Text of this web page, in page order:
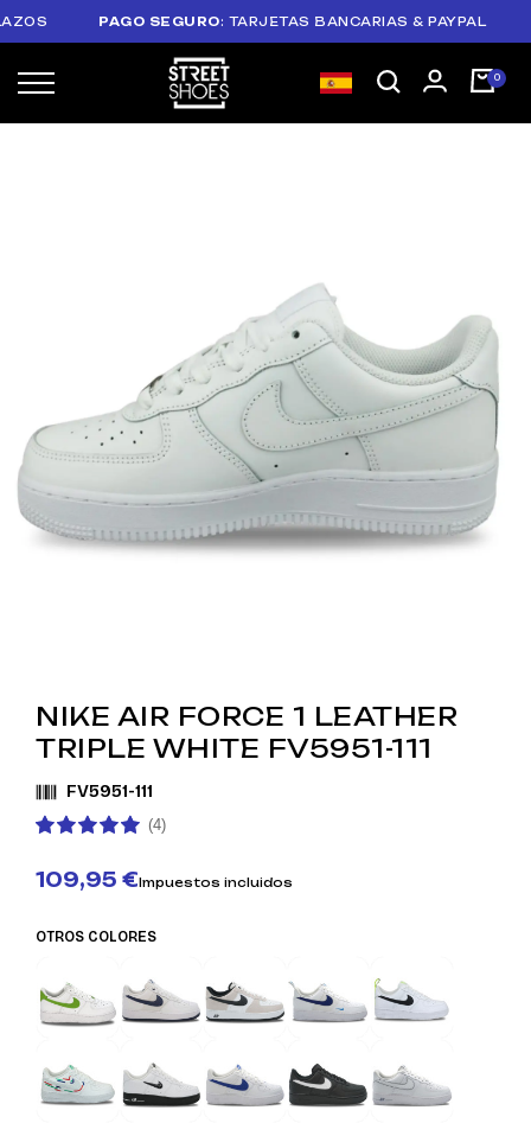
PAGO SEGURO: TARJETAS BANCARIAS & PAYPAL
NIKE AIR FORCE 1 LEATHER
TRIPLE WHITE FV5951-111
FV5951-111
(4)
109,95 €Impuestos incluidos
OTROS COLORES